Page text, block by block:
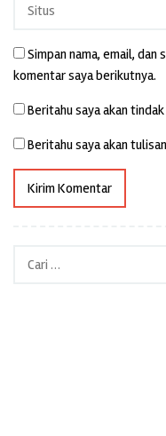
Simpan nama, email,
komentar saya berikutnya.
Beritahu saya akan
Beritahu saya akan